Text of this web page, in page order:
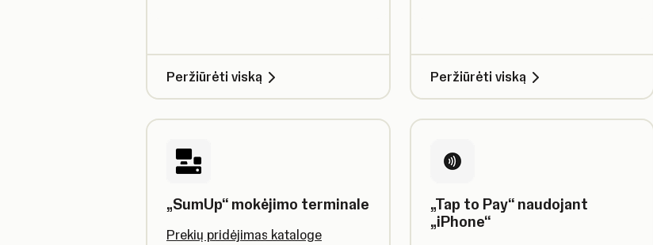
Peržiūrėti viską Peržiūrėti viską
„SumUp“ mokėjimo terminale
Prekių pridėjimas kataloge
„Tap to Pay“ naudojant
„iPhone“